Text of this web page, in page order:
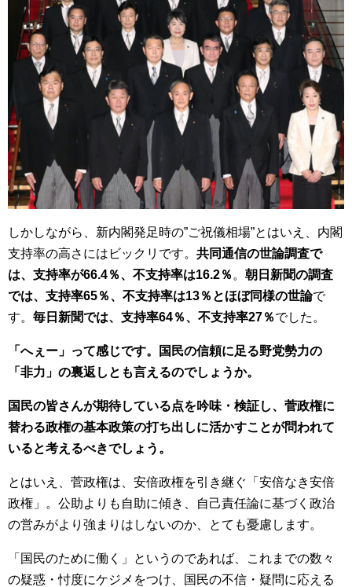
しかしながら、新内閣発足時の”ご祝儀相場”とはいえ、内閣
支持率の高さにはビックリです。 共同通信の世論調査で
は、支持率が66.4％、不支持率は16.2％ 。 朝日新聞の調査
では、支持率65％、不支持率は13％とほぼ同様の世論で
す。 毎日新聞では、支持率64％、不支持率27％でした。
「へぇー」って感じです。国民の信頼に足る野党勢力の
「非力」の裏返しとも言えるのでしょうか。
国民の皆さんが期待している点を吟味・検証し、菅政権に
替わる政権の基本政策の打ち出しに活かすことが問われて
いると考えるべきでしょう。
とはいえ、菅政権は、安倍政権を引き継ぐ「安倍なき安倍
政権」。公助よりも自助に傾き、自己責任論に基づく政治
の営みがより強まりはしないのか、とても憂慮します。
「国民のために働く」というのであれば、これまでの数々
の疑惑・忖度にケジメをつけ、国民の不信・疑問に応える